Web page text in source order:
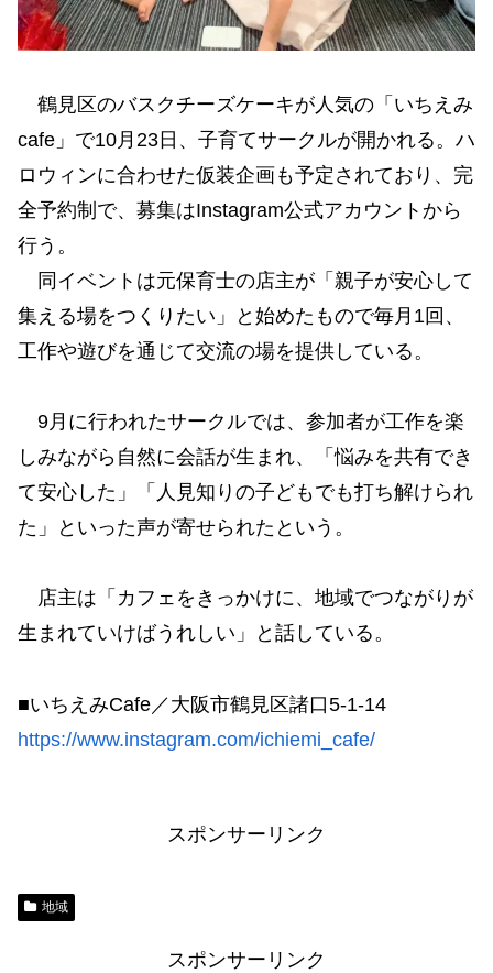
鶴見区のバスクチーズケーキが人気の「いちえみ
cafe」で10月23日、子育てサークルが開かれる。ハ
ロウィンに合わせた仮装企画も予定されており、完
全予約制で、募集はInstagram公式アカウントから
行う。
同イベントは元保育士の店主が「親子が安心して
集える場をつくりたい」と始めたもので毎月1回、
工作や遊びを通じて交流の場を提供している。
9月に行われたサークルでは、参加者が工作を楽
しみながら自然に会話が生まれ、「悩みを共有でき
て安心した」「人見知りの子どもでも打ち解けられ
た」といった声が寄せられたという。
店主は「カフェをきっかけに、地域でつながりが
生まれていけばうれしい」と話している。
■いちえみCafe／大阪市鶴見区諸口5-1-14
https://www.instagram.com/ichiemi_cafe/
スポンサーリンク
地域
スポンサーリンク